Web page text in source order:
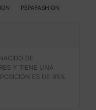
PEPAFASHION
DE
Y TIENE UNA
ES DE 95%